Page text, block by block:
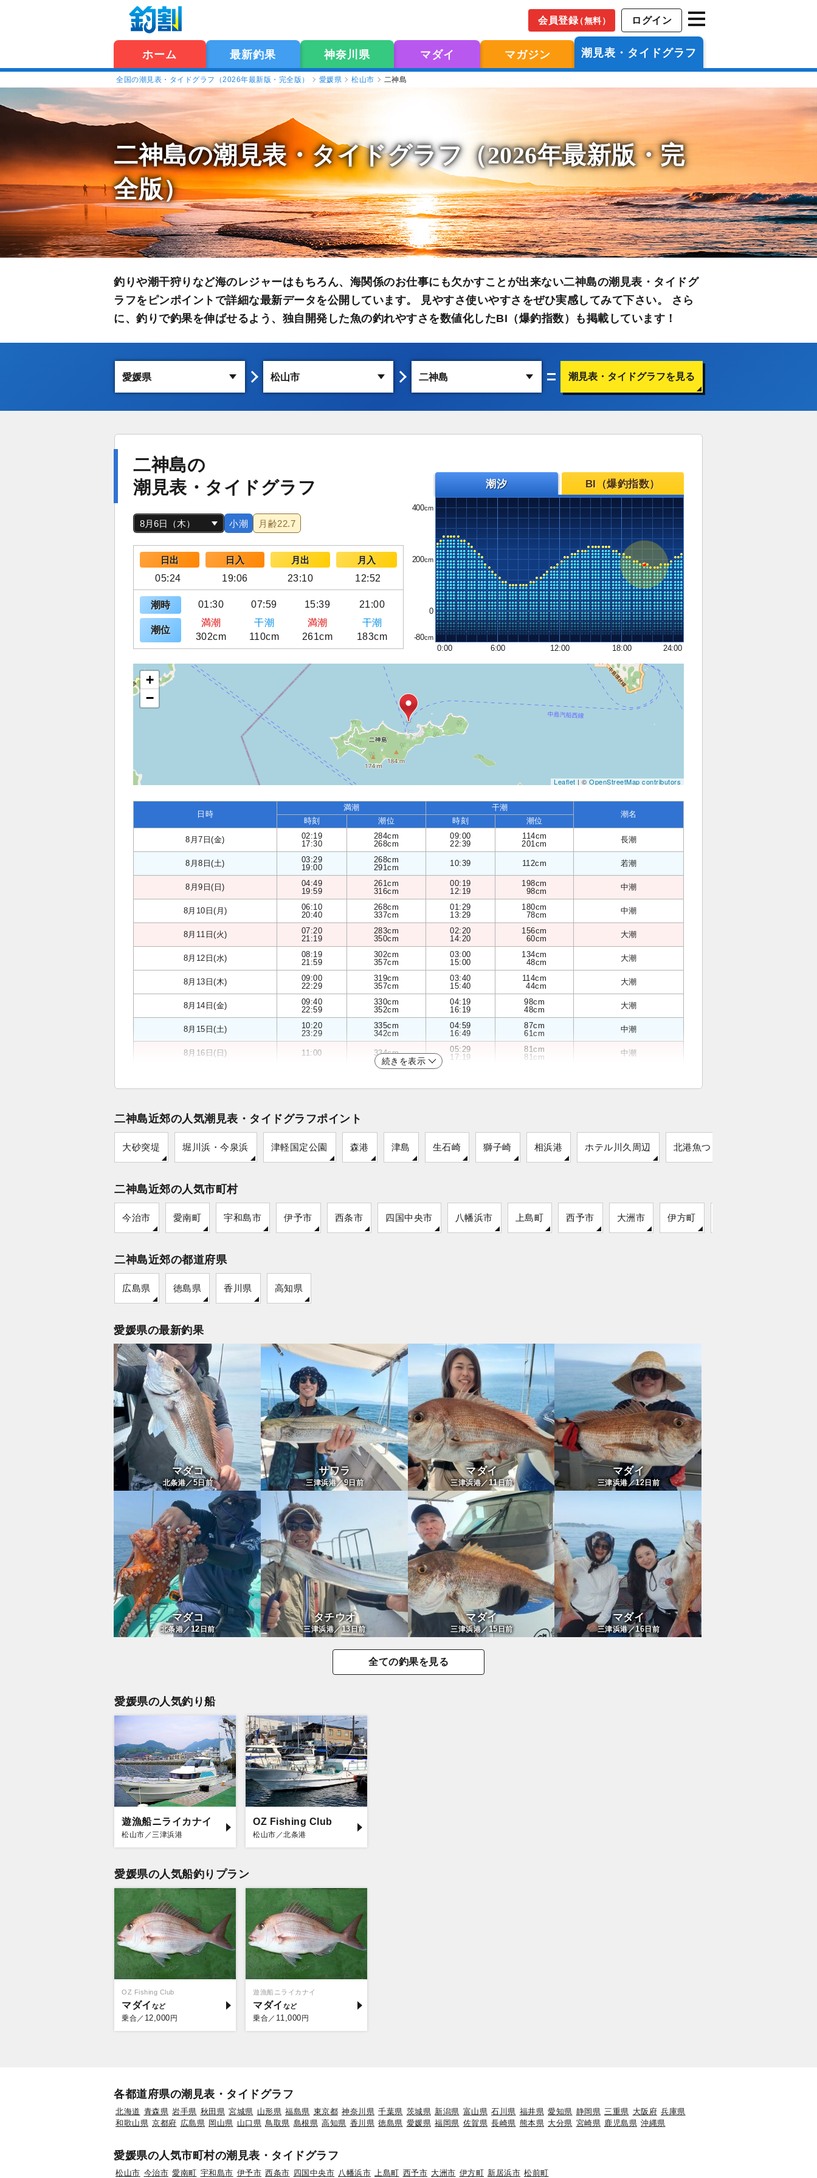
会員登録（無料） ログイン
ホーム 最新釣果 神奈川県 マダイ マガジン 潮見表・タイドグラフ
全国の潮見表・タイドグラフ（2026年最新版・完全版） 愛媛県 松山市 二神島
二神島の潮見表・タイドグラフ（2026年最新版・完
全版）
釣りや潮干狩りなど海のレジャーはもちろん、海関係のお仕事にも欠かすことが出来ない二神島の潮見表・タイドグ
ラフをピンポイントで詳細な最新データを公開しています。 見やすさ使いやすさをぜひ実感してみて下さい。 さら
に、釣りで釣果を伸ばせるよう、独自開発した魚の釣れやすさを数値化したBI（爆釣指数）も掲載しています！
潮見表・タイドグラフを見る
二神島の
潮見表・タイドグラフ
小潮 月齢22.7
日出 日入 月出
月入
05:24
19:06 23:10 12:52
潮時 01:30 07:59 15:39 21:00
潮位
満潮 干潮 満潮
干潮
302cm
110cm 261cm 183cm
潮汐 BI（爆釣指数）
400
200
0
-80
0:00
6:00 12:00 18:00 24:00
+
−
Leaflet| ©OpenStreetMap contributors
日時
満潮 干潮
潮名
時刻 潮位 時刻 潮位
8月7日(金)
02:19
17:30
284cm
268cm
09:00
22:39
114cm
201cm
長潮
8月8日(土)
03:29
19:00
268cm
291cm
10:39 112cm 若潮
8月9日(日)
04:49
19:59
261cm
316cm
00:19
12:19
198cm
98cm
中潮
8月10日(月)
06:10
20:40
268cm
337cm
01:29
13:29
180cm
78cm
中潮
8月11日(火)
07:20
21:19
283cm
350cm
02:20
14:20
156cm
60cm
大潮
8月12日(水)
08:19
21:59
302cm
357cm
03:00
15:00
134cm
48cm
大潮
8月13日(木)
09:00
22:29
319cm
357cm
03:40
15:40
114cm
44cm
大潮
8月14日(金)
09:40
22:59
330cm
352cm
04:19
16:19
98cm
48cm
大潮
8月15日(土)
10:20
23:29
335cm
342cm
04:59
16:49
87cm
61cm
中潮
8月16日(日) 11:00 334cm
05:29
17:19
81cm
81cm
中潮
続きを表示
二神島近郊の人気潮見表・タイドグラフポイント
大砂突堤 堀川浜・今泉浜 津軽国定公園 森港 津島 生石崎 獅子崎 相浜港 ホテル川久周辺 北港魚つり公園
二神島近郊の人気市町村
今治市 愛南町 宇和島市 伊予市 西条市 四国中央市 八幡浜市 上島町 西予市 大洲市 伊方町
二神島近郊の都道府県
広島県 徳島県 香川県 高知県
愛媛県の最新釣果
マダコ
北条港／5日前
サワラ
三津浜港／9日前
マダイ
三津浜港／ 11日前
マダイ
三津浜港／12日前
マダコ
北条港／12日前
タチウオ
三津浜港／13日前
マダイ
三津浜港／15日前
マダイ
三津浜港／16 日前
全ての釣果を見る
愛媛県の人気釣り船
遊漁船ニライカナイ
松山市／三津浜港
OZ Fishing Club
松山市／北条港
愛媛県の人気船釣りプラン
OZ Fishing Club
マダイ
乗合／ 12,000 円
遊漁船ニライカナイ
マダイ
乗合／ 11,000 円
各都道府県の潮見表・タイドグラフ
北海道 青森県 岩手県 秋田県 宮城県 山形県 福島県 東京都 神奈川県 千葉県 茨城県 新潟県 富山県 石川県 福井県 愛知県 静岡県 三重県 大阪府 兵庫県
和歌山県 京都府 広島県 岡山県 山口県 鳥取県 島根県 高知県 香川県 徳島県 愛媛県 福岡県 佐賀県 長崎県 熊本県 大分県 宮崎県 鹿児島県 沖縄県
愛媛県の人気市町村の潮見表・タイドグラフ
松山市 今治市 愛南町 宇和島市 伊予市 西条市 四国中央市 八幡浜市 上島町 西予市 大洲市 伊方町 新居浜市 松前町